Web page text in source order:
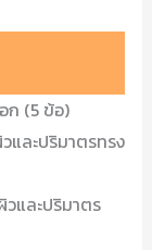
ก (5 ข้อ)
ละปริมาตรทรง
และปริมาตร